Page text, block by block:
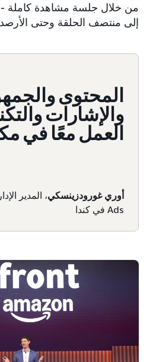
من خلال جلسة مشاهدة كاملة -
إلى منتصف الحلقة وحتى
المحتوى
والإشارات
العمل معًا في
أوري غورودزينسكي
Ads في كندا